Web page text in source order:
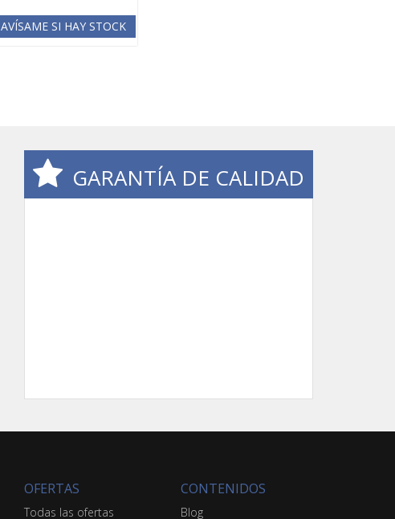
AVÍSAME SI HAY STOCK
GARANTÍA DE CALIDAD
OFERTAS
Todas las ofertas
CONTENIDOS
Blog